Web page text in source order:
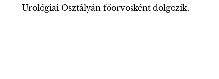
Urológiai Osztályán főorvosként dolgozik.